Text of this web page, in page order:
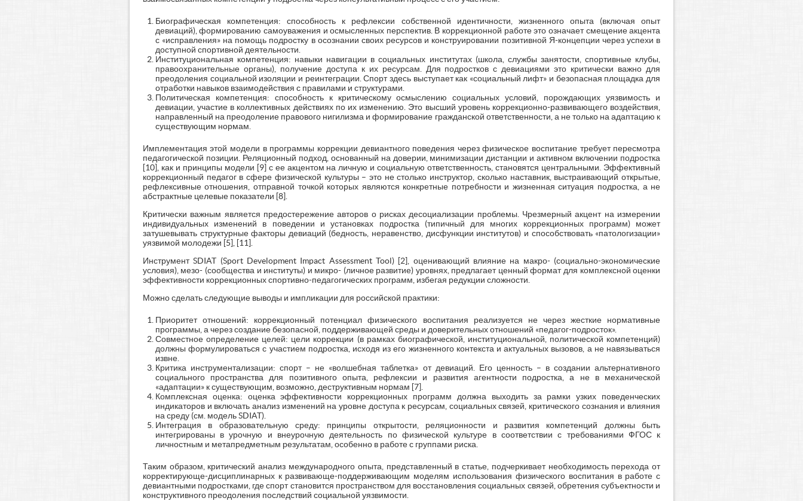
Биографическая компетенция: способность к рефлексии собственной идентичности, жизненного опыта (включая опыт
девиаций), формированию самоуважения и осмысленных перспектив. В коррекционной работе это означает смещение акцента
с «исправления» на помощь подростку в осознании своих ресурсов и конструировании позитивной Я-концепции через успехи в
доступной спортивной деятельности.
Институциональная компетенция: навыки навигации в социальных институтах (школа, службы занятости, спортивные клубы,
правоохранительные органы), получение доступа к их ресурсам. Для подростков с девиациями это критически важно для
преодоления социальной изоляции и реинтеграции. Спорт здесь выступает как «социальный лифт» и безопасная площадка для
отработки навыков взаимодействия с правилами и структурами.
Политическая компетенция: способность к критическому осмыслению социальных условий, порождающих уязвимость и
девиации, участие в коллективных действиях по их изменению. Это высший уровень коррекционно-развивающего воздействия,
направленный на преодоление правового нигилизма и формирование гражданской ответственности, а не только на адаптацию к
существующим нормам.
Имплементация этой модели в программы коррекции девиантного поведения через физическое воспитание требует пересмотра
педагогической позиции. Реляционный подход, основанный на доверии, минимизации дистанции и активном включении подростка
[10], как и принципы модели [9] с ее акцентом на личную и социальную ответственность, становятся центральными. Эффективный
коррекционный педагог в сфере физической культуры – это не столько инструктор, сколько наставник, выстраивающий открытые,
рефлексивные отношения, отправной точкой которых являются конкретные потребности и жизненная ситуация подростка, а не
абстрактные целевые показатели [8].
Критически важным является предостережение авторов о рисках десоциализации проблемы. Чрезмерный акцент на измерении
индивидуальных изменений в поведении и установках подростка (типичный для многих коррекционных программ) может
затушевывать структурные факторы девиаций (бедность, неравенство, дисфункции институтов) и способствовать «патологизации»
уязвимой молодежи [5], [11].
Инструмент SDIAT (Sport Development Impact Assessment Tool) [2], оценивающий влияние на макро- (социально-экономические
условия), мезо- (сообщества и институты) и микро- (личное развитие) уровнях, предлагает ценный формат для комплексной оценки
эффективности коррекционных спортивно-педагогических программ, избегая редукции сложности.
Можно сделать следующие выводы и импликации для российской практики:
Приоритет отношений: коррекционный потенциал физического воспитания реализуется не через жесткие нормативные
программы, а через создание безопасной, поддерживающей среды и доверительных отношений «педагог-подросток».
Совместное определение целей: цели коррекции (в рамках биографической, институциональной, политической компетенций)
должны формулироваться с участием подростка, исходя из его жизненного контекста и актуальных вызовов, а не навязываться
извне.
Критика инструментализации: спорт – не «волшебная таблетка» от девиаций. Его ценность – в создании альтернативного
социального пространства для позитивного опыта, рефлексии и развития агентности подростка, а не в механической
«адаптации» к существующим, возможно, деструктивным нормам [7].
Комплексная оценка: оценка эффективности коррекционных программ должна выходить за рамки узких поведенческих
индикаторов и включать анализ изменений на уровне доступа к ресурсам, социальных связей, критического сознания и влияния
на среду (см. модель SDIAT).
Интеграция в образовательную среду: принципы открытости, реляционности и развития компетенций должны быть
интегрированы в урочную и внеурочную деятельность по физической культуре в соответствии с требованиями ФГОС к
личностным и метапредметным результатам, особенно в работе с группами риска.
Таким образом, критический анализ международного опыта, представленный в статье, подчеркивает необходимость перехода от
корректирующе-дисциплинарных к развивающе-поддерживающим моделям использования физического воспитания в работе с
девиантными подростками, где спорт становится пространством для восстановления социальных связей, обретения субъектности и
конструктивного преодоления последствий социальной уязвимости.